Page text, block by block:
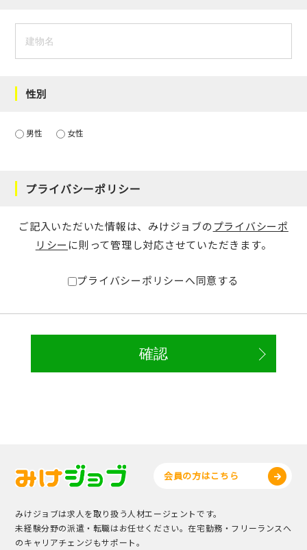
性別
男性 女性
プライバシーポリシー
ご記入いただいた情報は、みけジョブのプライバシーポ
リシー に則って管理し対応させていただきます。
プライバシーポリシーへ同意する
会員の方はこちら
みけジョブは求人を取り扱う人材エージェントです。
未経験分野の派遣・転職はお任せください。在宅勤務・フリーランスへ
のキャリアチェンジもサポート。